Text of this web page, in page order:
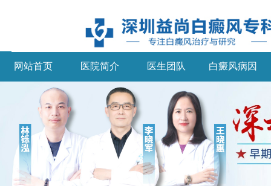
网站首页 医院简介 医生团队 白癜风病因